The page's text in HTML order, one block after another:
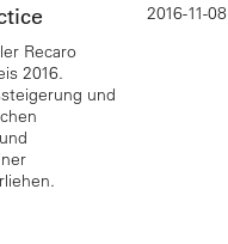
Recaro
2016.
und
2016-11-08